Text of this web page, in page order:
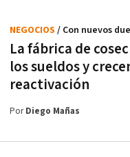
La fábrica de
los sueldos y
reactivación
NEGOCIOS / Con nuevos
PorDiego Mañas